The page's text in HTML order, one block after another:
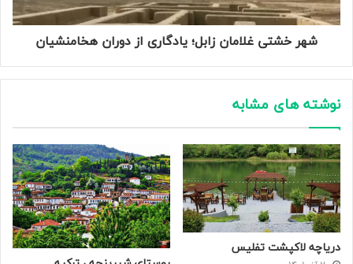
شهر خشتی غلامان زابل؛ یادگاری از دوران هخامنشیان
نوشته های مشابه
دریاچه لاکپشت تفلیس